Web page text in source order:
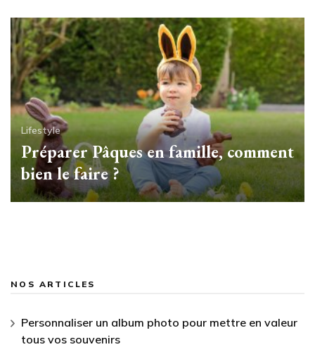
Lifestyle
Préparer Pâques en famille, comment
bien le faire ?
NOS ARTICLES
Personnaliser un album photo pour mettre en valeur
tous vos souvenirs